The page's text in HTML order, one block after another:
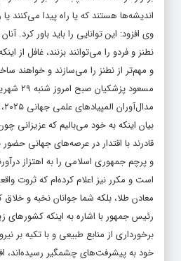
اندیشه‌ها هستند که یا راه پیدا می‌کنند
وی افزود: این توانایی را باید باور کرد.
نطنز و فردو را می‌توانند بزنند، غافل از
و مهم‌تر از نطنز را می‌سازند و خواهند
بیان اینکه به خود می‌بالیم که عزیزانی
قادرند با اقتدار در عرصه‌های جهانی حضور
و پرچم جمهوری اسلامی را به اهتزاز
است و مکرر نیز اعلام کرده‌ام که ثروت
معادن طلا، بلکه شما جوانان نخبه و
رئیس جمهور با اشاره به اینکه کشورهای
برخورداری از منابع طبیعی و با تکیه بر
خود به پیشرفت‌های چشمگیر رسیده‌اند،